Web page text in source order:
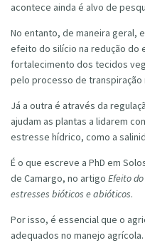
acontece ainda é alvo de
No entanto, de maneira geral,
efeito do silício na redução do
fortalecimento dos tecidos
pelo processo de
Já a outra é através da
ajudam as plantas a lidarem
estresse hídrico, como a
É o que escreve a PhD em
de Camargo, no artigo Efeito
estresses bióticos e abióticos.
Por isso, é essencial que o
adequados no manejo